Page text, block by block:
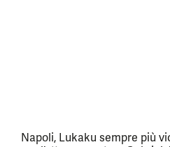
Napoli, Lukaku sempre più